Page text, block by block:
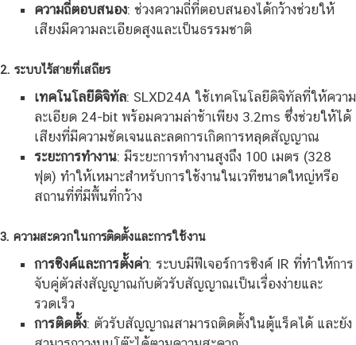
ความถี่ตอบสนอง: ช่วงความถี่ที่ตอบสนองได้กว้างช่วยให้
เสียงมีความละเอียดสูงและเป็นธรรมชาติ
2. ระบบไร้สายที่เสถียร
เทคโนโลยีดิจิทัล: SLXD24A ใช้เทคโนโลยีดิจิทัลที่ให้ความ
ละเอียด 24-bit พร้อมความล่าช้าเพียง 3.2ms ซึ่งช่วยให้ได้
เสียงที่มีความชัดเจนและลดการเกิดการหลุดสัญญาณ
ระยะการทำงาน: มีระยะการทำงานสูงถึง 100 เมตร (328
ฟุต) ทำให้เหมาะสำหรับการใช้งานในเวทีขนาดใหญ่หรือ
สถานที่ที่มีพื้นที่กว้าง
3. ความสะดวกในการติดตั้งและการใช้งาน
การซิงค์และการตั้งค่า: ระบบมีฟีเจอร์การซิงค์ IR ที่ทำให้การ
จับคู่ตัวส่งสัญญาณกับตัวรับสัญญาณเป็นเรื่องง่ายและ
รวดเร็ว
การติดตั้ง: ตัวรับสัญญาณสามารถติดตั้งในตู้แร็คได้ และยัง